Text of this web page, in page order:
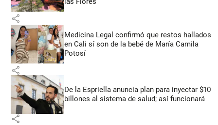
share
Medicina Legal confirmó que restos hallados
en Cali sí son de la bebé de María Camila
Potosí
share
De la Espriella anuncia plan para inyectar $10
billones al sistema de salud; así funcionará
share